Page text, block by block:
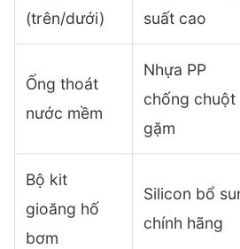
(trên/dưới)
suất cao
Ống thoát
nước mềm
Nhựa PP
chống chuột
gặm
Bộ kit
gioăng hố
bơm
Silicon bổ
chính hãng